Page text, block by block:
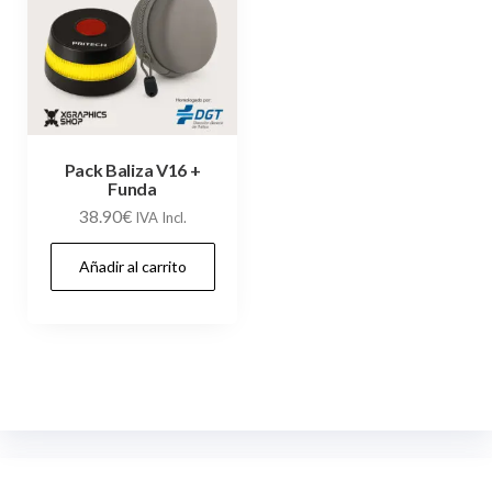
Pack Baliza V16 +
Funda
38.90€ IVA Incl.
Añadir al carrito